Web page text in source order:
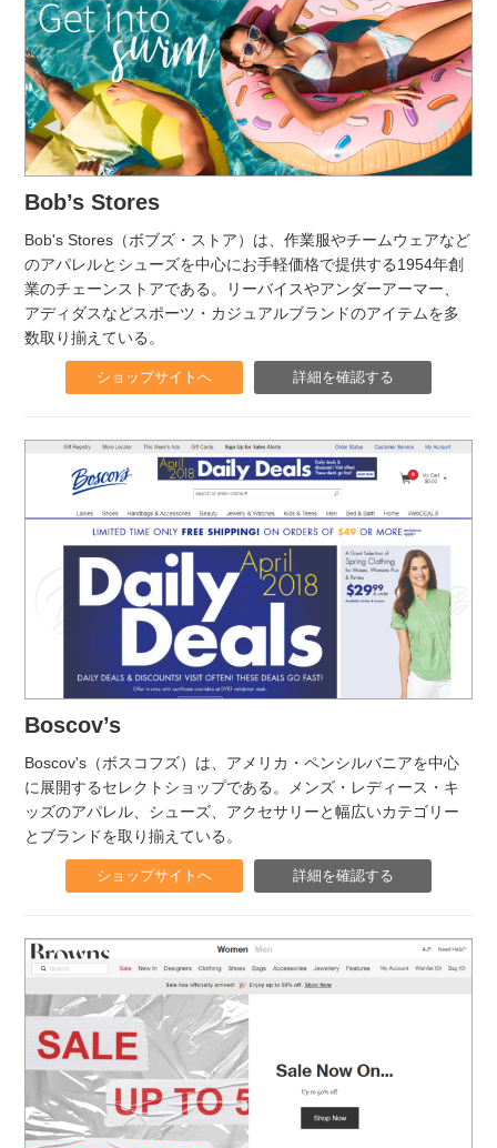
Bob’s Stores
Bob's Stores（ボブズ・ストア）は、作業服やチームウェアなど
のアパレルとシューズを中心にお手軽価格で提供する1954年創
業のチェーンストアである。リーバイスやアンダーアーマー、
アディダスなどスポーツ・カジュアルブランドのアイテムを多
数取り揃えている。
ショップサイトへ 詳細を確認する
Boscov’s
Boscov's（ボスコフズ）は、アメリカ・ペンシルバニアを中心
に展開するセレクトショップである。メンズ・レディース・キ
ッズのアパレル、シューズ、アクセサリーと幅広いカテゴリー
とブランドを取り揃えている。
ショップサイトへ 詳細を確認する